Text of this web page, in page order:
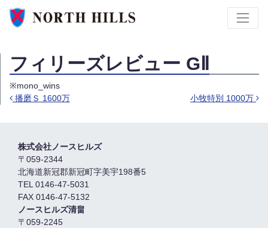
フィリーズレビュー GⅡ
※mono_wins
播磨Ｓ 1600万 小牧特別 1000万
株式会社ノースヒルズ
〒059-2344
北海道新冠郡新冠町字美宇198番5
TEL 0146-47-5031
FAX 0146-47-5132
ノースヒルズ清畠
〒059-2245